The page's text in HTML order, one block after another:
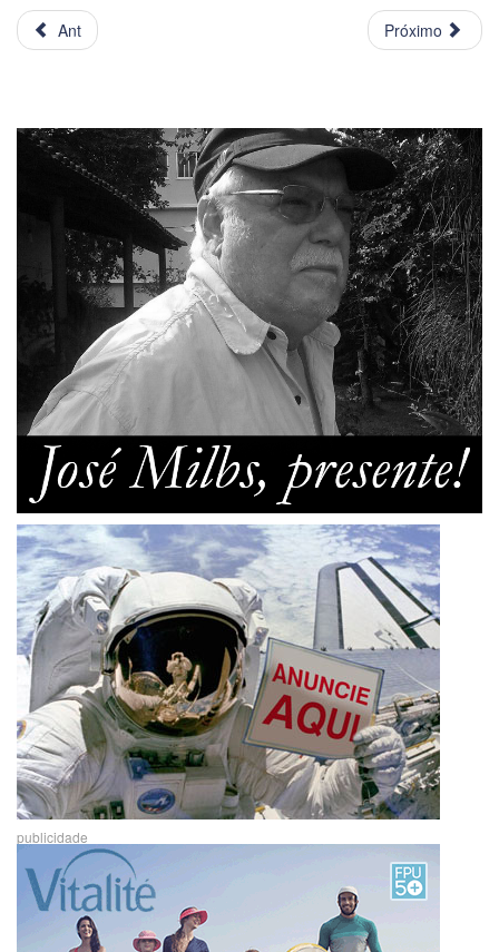
Ant Próximo
publicidade